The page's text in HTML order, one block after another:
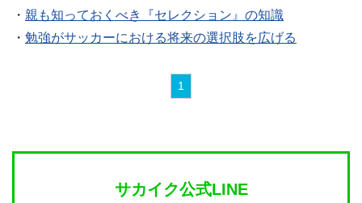
・ 親も知っておくべき『セレクション』の知識
・ 勉強がサッカーにおける将来の選択肢を広げる
1
サカイク公式LINE